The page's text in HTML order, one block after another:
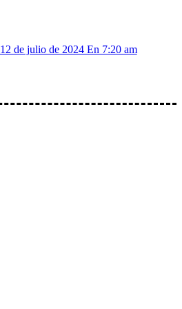
12 de julio de 2024 En 7:20 am